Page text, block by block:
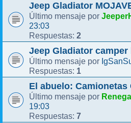
Jeep Gladiator
Último mensaje por
23:03
Respuestas: 2
Jeep Gladiator camper
Último mensaje por
Respuestas: 1
El abuelo:
Último mensaje por
19:03
Respuestas: 7